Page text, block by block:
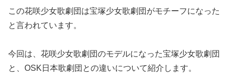
この花咲少女歌劇団は宝塚少女歌劇団がモチーフになった
と言われています。
今回は、花咲少女歌劇団のモデルになった宝塚少女歌劇団
と、OSK日本歌劇団との違いについて紹介します。